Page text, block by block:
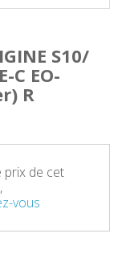
S10/
C EO-
R
prix de cet
vous